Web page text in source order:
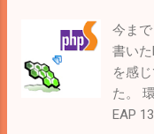
./
を利
$ cp t...
/etc/
# /etc/
--info
今ま
書い
を感
た。
EAP